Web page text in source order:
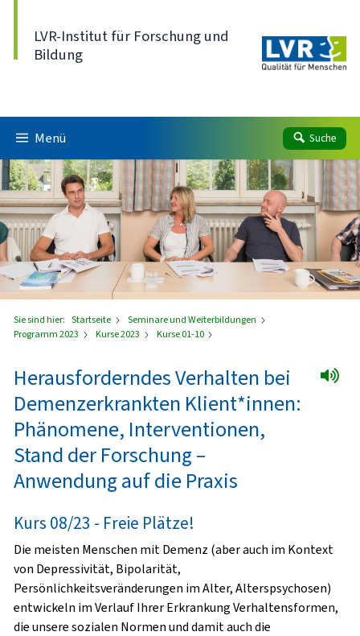
LVR-Institut für Forschung und
Bildung
Menü Suche
Sie sind hier: Startseite
Seminare und Weiterbildungen
Programm 2023
Kurse 2023 Kurse 01-10
Herausforderndes Verhalten bei
Demenzerkrankten Klient*innen:
Phänomene, Interventionen,
Stand der Forschung –
Anwendung auf die Praxis
Kurs 08/23 - Freie Plätze!
Die meisten Menschen mit Demenz (aber auch im Kontext
von Depressivität, Bipolarität,
Persönlichkeitsveränderungen im Alter, Alterspsychosen)
entwickeln im Verlauf Ihrer Erkrankung Verhaltensformen,
die unsere sozialen Normen und damit auch die